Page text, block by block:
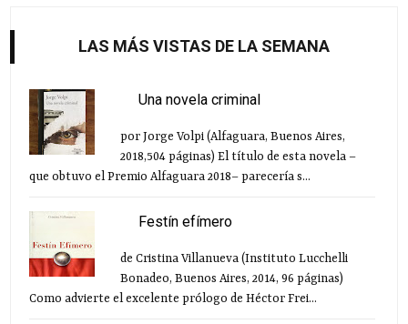
LAS MÁS VISTAS DE LA SEMANA
Una novela criminal
por Jorge Volpi (Alfaguara, Buenos Aires,
2018,504 páginas) El título de esta novela –
que obtuvo el Premio Alfaguara 2018– parecería s...
Festín efímero
de Cristina Villanueva (Instituto Lucchelli
Bonadeo, Buenos Aires, 2014, 96 páginas)
Como advierte el excelente prólogo de Héctor Frei...